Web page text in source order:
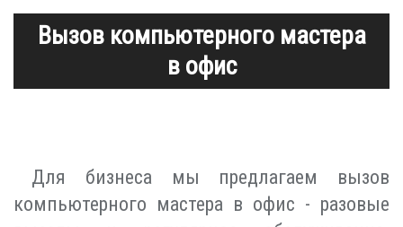
Вызов компьютерного мастера
в офис
Для бизнеса мы предлагаем вызов
компьютерного мастера в офис - разовые